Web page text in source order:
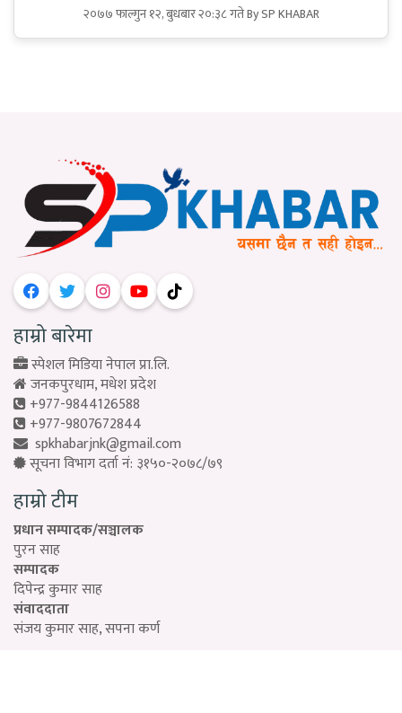
२०७७ फाल्गुन १२, बुधबार २०:३८ गतेBy SP KHABAR
हाम्रो बारेमा
स्पेशल मिडिया नेपाल प्रा.लि.
जनकपुरधाम, मधेश प्रदेश
+977-9844126588
+977-9807672844
spkhabarjnk@gmail.com
सूचना विभाग दर्ता नं: ३१५०-२०७८/७९
हाम्रो टीम
प्रधान सम्पादक/सञ्चालक
पुरन साह
सम्पादक
दिपेन्द्र कुमार साह
संवाददाता
संजय कुमार साह, सपना कर्ण